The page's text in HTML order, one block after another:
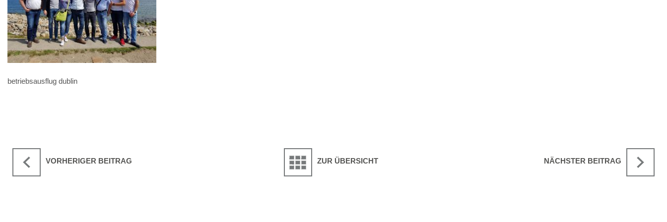
betriebsausflug dublin
VORHERIGER BEITRAG ZUR ÜBERSICHT NÄCHSTER BEITRAG